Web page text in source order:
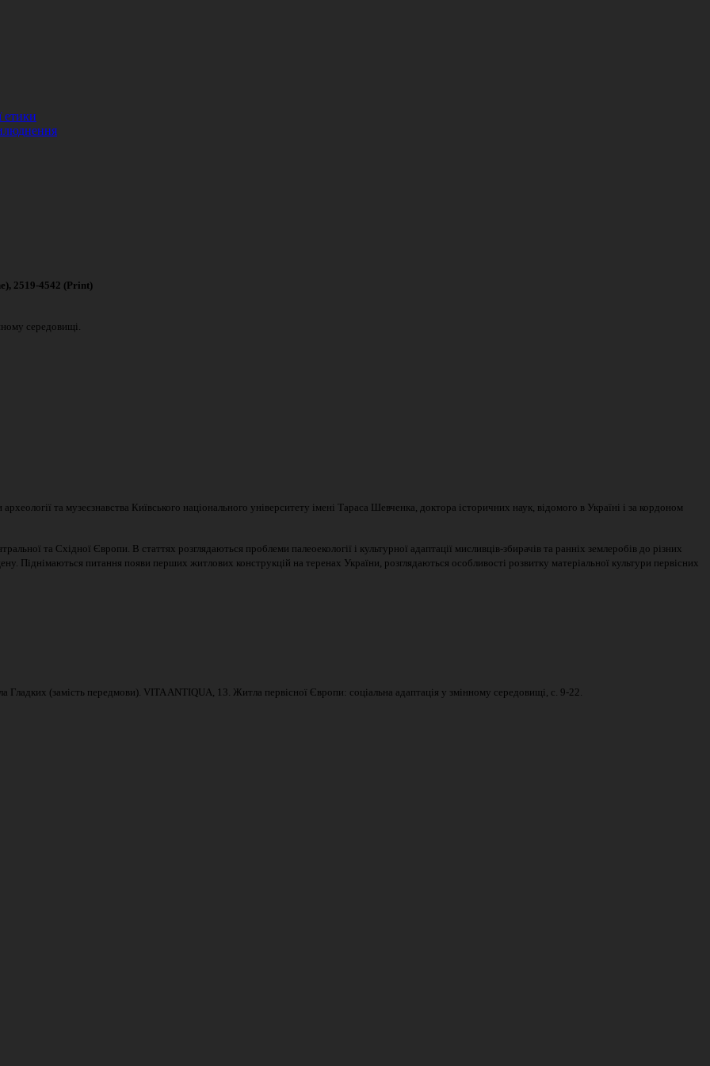
етики
4542 (Print)
середовищі.
та музеєзнавства Київського національного університету імені Тараса Шевченка, доктора історичних наук, відомого в Україні і за кордоном
та Східної Європи. В статтях розглядаються проблеми палеоекології і культурної адаптації мисливців-збирачів та ранніх землеробів до різних
Піднімаються питання появи перших житлових конструкцій на теренах України, розглядаються особливості розвитку матеріальної культури первісних
(замість передмови). VITA ANTIQUA, 13. Житла первісної Європи: соціальна адаптація у змінному середовищі, с. 9-22.